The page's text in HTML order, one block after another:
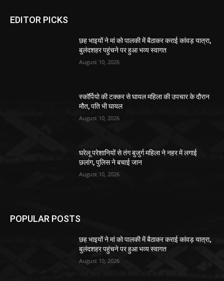
EDITOR PICKS
छह भाइयों ने मां को पालकी में बैठाकर कराई कांवड़ यात्रा,
बुलंदशहर पहुंचने पर हुआ भव्य स्वागत
August 10, 2026
स्कॉर्पियो की टक्कर से घायल महिला की उपचार के दौरान
मौत, पति भी घायल
August 10, 2026
घरेलू परेशानियों से तंग बुजुर्ग महिला ने नहर में लगाई
छलांग, पुलिस ने बचाई जान
August 10, 2026
POPULAR POSTS
छह भाइयों ने मां को पालकी में बैठाकर कराई कांवड़ यात्रा,
बुलंदशहर पहुंचने पर हुआ भव्य स्वागत
August 10, 2026